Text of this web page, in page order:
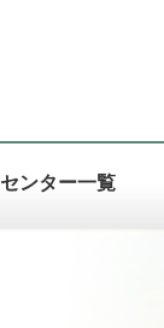
センター一覧